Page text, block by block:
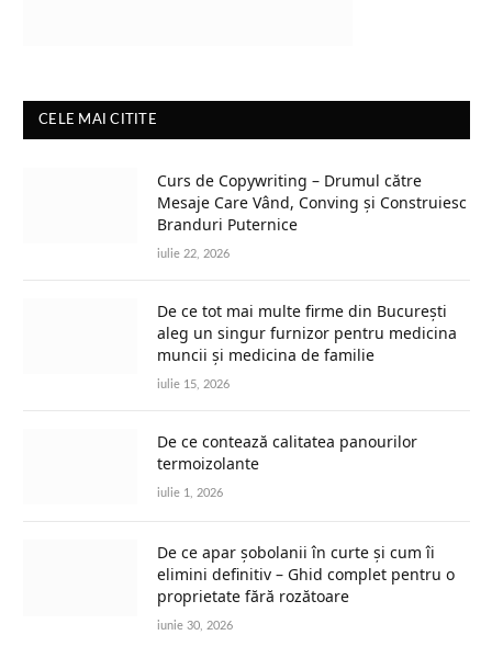
CELE MAI CITITE
Curs de Copywriting – Drumul către
Mesaje Care Vând, Conving și Construiesc
Branduri Puternice
iulie 22, 2026
De ce tot mai multe firme din București
aleg un singur furnizor pentru medicina
muncii și medicina de familie
iulie 15, 2026
De ce contează calitatea panourilor
termoizolante
iulie 1, 2026
De ce apar șobolanii în curte și cum îi
elimini definitiv – Ghid complet pentru o
proprietate fără rozătoare
iunie 30, 2026